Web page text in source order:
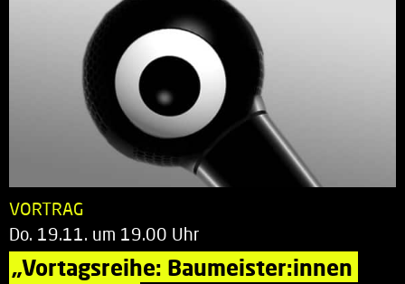
VORTRAG
Do. 19.11. um 19.00 Uhr
„Vortagsreihe: Baumeister:innen